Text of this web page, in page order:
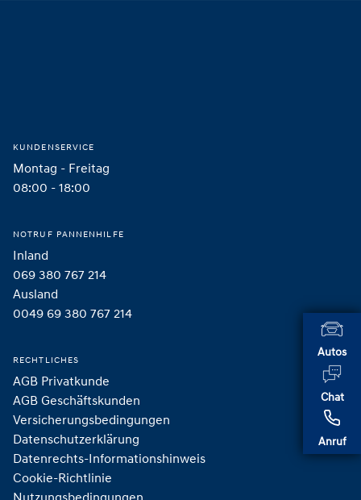
Autos
Chat
Anruf
KUNDENSERVICE
Montag - Freitag
08:00 - 18:00
NOTRUF PANNENHILFE
Inland
069 380 767 214
Ausland
0049 69 380 767 214
RECHTLICHES
AGB Privatkunde
AGB Geschäftskunden
Versicherungsbedingungen
Datenschutzerklärung
Datenrechts-Informationshinweis
Cookie-Richtlinie
Nutzungsbedingungen